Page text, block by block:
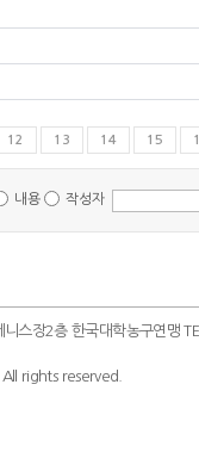
12 13 14 15
내용 작성자
스장2층 한국대학농구연
rights reserved.